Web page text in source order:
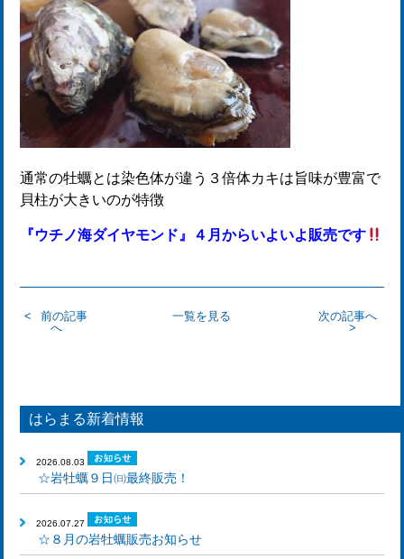
通常の牡蠣とは染色体が違う３倍体カキは旨味が豊富で
貝柱が大きいのが特徴
『ウチノ海ダイヤモンド』４月からいよいよ販売です
前の記事
へ
一覧を見る 次の記事へ
はらまる新着情報
2026.08.03
☆岩牡蠣９日㈰最終販売！
2026.07.27
☆８月の岩牡蠣販売お知らせ